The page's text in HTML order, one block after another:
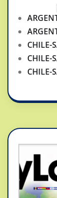
CHILE-
CHILE-
CHILE-